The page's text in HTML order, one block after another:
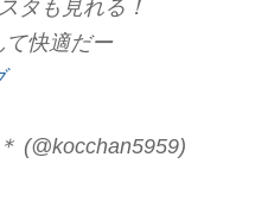
タも見れる！
て快適だー
(@kocchan5959)